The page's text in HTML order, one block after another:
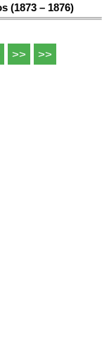
(1873 – 1876)
>> >>